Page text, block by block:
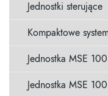
Jednostki sterujące
Kompaktowe
Jednostka MSE
Jednostka MSE